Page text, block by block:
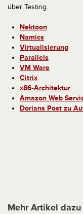
über Testing.
Nektoon
Namics
Virtualisierung
Parallels
VM Ware
Citrix
x86-Architektur
Amazon Web
Dorians Post zu
Mehr Artikel dazu